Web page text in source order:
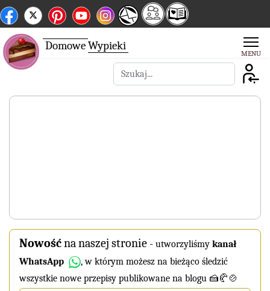
DomoweWypieki
Szukaj
Nowośćna naszej stronie - utworzyliśmy kanał
WhatsApp
, w którym możesz na bieżąco śledzić
wszystkie nowe przepisy publikowane na blogu 🍰🥐🍲